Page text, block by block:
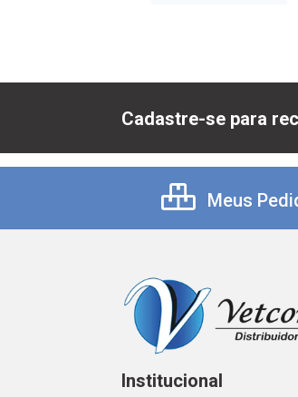
Cadastre-se para
Meus
Institucional